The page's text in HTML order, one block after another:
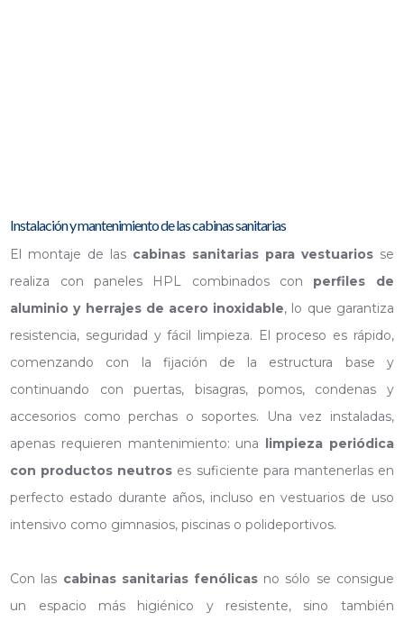
Instalación y mantenimiento de las cabinas sanitarias
El montaje de las cabinas sanitarias para vestuariosse
realiza con paneles HPL combinados con perfiles de
aluminio y herrajes de acero inoxidable, lo que garantiza
resistencia, seguridad y fácil limpieza. El proceso es rápido,
comenzando con la fijación de la estructura base y
continuando con puertas, bisagras, pomos, condenas y
accesorios como perchas o soportes. Una vez instaladas,
apenas requieren mantenimiento: una limpieza periódica
con productos neutros es suficiente para mantenerlas en
perfecto estado durante años, incluso en vestuarios de uso
intensivo como gimnasios, piscinas o polideportivos.
Con las cabinas sanitarias fenólicas no sólo se consigue
un espacio más higiénico y resistente, sino también